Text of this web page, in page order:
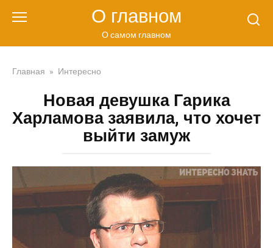
О главном
О самом главном
Главная » Интересно
Новая девушка Гарика
Харламова заявила, что хочет
выйти замуж